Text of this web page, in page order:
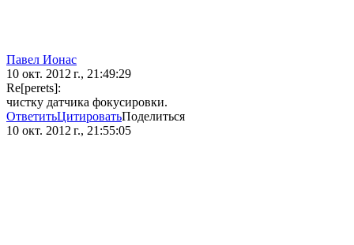
Павел Ионас
10 окт. 2012 г., 21:49:29
Re[perets]:
чистку датчика фокусировки.
ОтветитьЦитироватьПоделиться
10 окт. 2012 г., 21:55:05